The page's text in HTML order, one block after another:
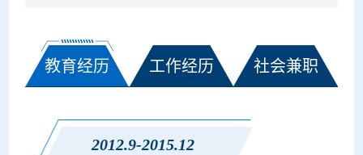
教育经历 工作经历 社会兼职
2012.9-2015.12